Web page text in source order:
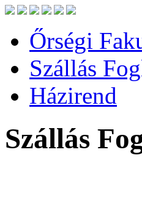
Őrségi
Szállás
Házirend
Szállás